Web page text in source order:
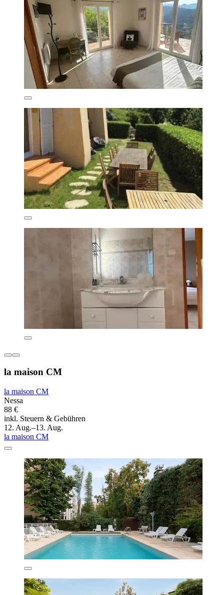
la maison CM
la maison CM
Nessa
88 €
inkl. Steuern & Gebühren
12. Aug.–13. Aug.
la maison CM